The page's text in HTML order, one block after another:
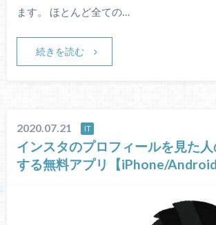
ます。 ほとんど全ての…
続きを読む
2020.07.21 IT
インスタのプロフィールを見た
する無料アプリ【iPhone/Android